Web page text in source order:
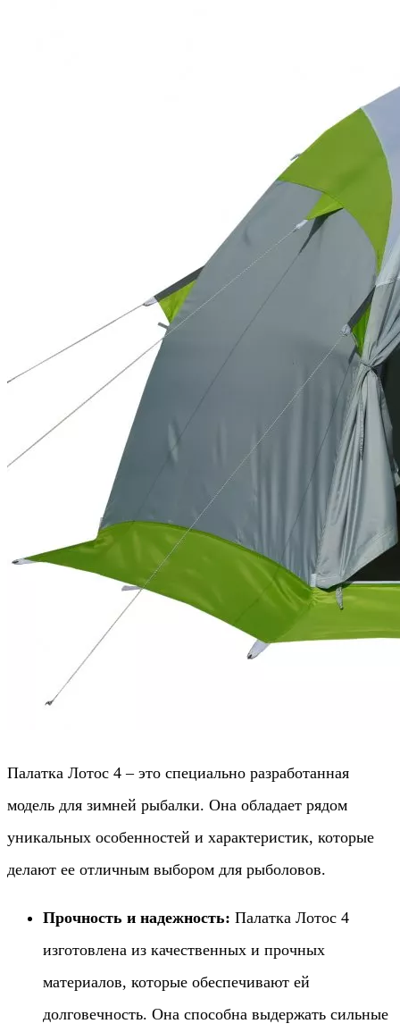
Палатка Лотос 4 – это специально разработанная
модель для зимней рыбалки. Она обладает рядом
уникальных особенностей и характеристик, которые
делают ее отличным выбором для рыболовов.
Прочность и надежность: Палатка Лотос 4
изготовлена из качественных и прочных
материалов, которые обеспечивают ей
долговечность. Она способна выдержать сильные